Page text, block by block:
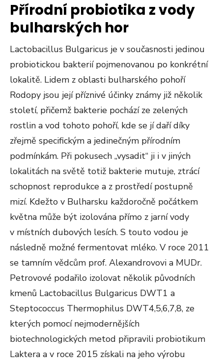
Přírodní probiotika z vody
bulharských hor
Lactobacillus Bulgaricus je v současnosti jedinou
probiotickou bakterií pojmenovanou po konkrétní
lokalitě. Lidem z oblasti bulharského pohoří
Rodopy jsou její příznivé účinky známy již několik
století, přičemž bakterie pochází ze zelených
rostlin a vod tohoto pohoří, kde se jí daří díky
zřejmě specifickým a jedinečným přírodním
podmínkám. Při pokusech „vysadit“ ji i v jiných
lokalitách na světě totiž bakterie mutuje, ztrácí
schopnost reprodukce a z prostředí postupně
mizí. Kdežto v Bulharsku každoročně počátkem
května může být izolována přímo z jarní vody
v místních dubových lesích. S touto vodou je
následně možné fermentovat mléko. V roce 2011
se tamním vědcům prof. Alexandrovovi a MUDr.
Petrovové podařilo izolovat několik původních
kmenů Lactobacillus Bulgaricus DWT1 a
Steptococcus Thermophilus DWT4,5,6,7,8, ze
kterých pomocí nejmodernějších
biotechnologických metod připravili probiotikum
Laktera a v roce 2015 získali na jeho výrobu